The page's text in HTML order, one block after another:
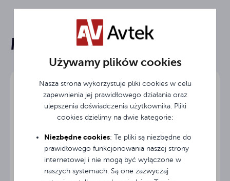
Używamy plików cookies
Nasza strona wykorzystuje pliki cookies w celu
zapewnienia jej prawidłowego działania oraz
ulepszenia doświadczenia użytkownika. Pliki
cookies dzielimy na dwie kategorie:
Niezbędne cookies: Te pliki są niezbędne do
prawidłowego funkcjonowania naszej strony
internetowej i nie mogą być wyłączone w
naszych systemach. Są one zazwyczaj
Ramowy - składany FOLD
Przekątna
138 "
Szerokość
ekranu
324.8 cm
Wysokość
ekranu
193 cm
Szerokość
obrazu
304.8 cm
Rysunek Techniczny / Technical Drawing / Technische
Zeichnung
Instrukcja obsługi / User Guide / Gebrauchsanweisung
Mogą Cię zainteresować